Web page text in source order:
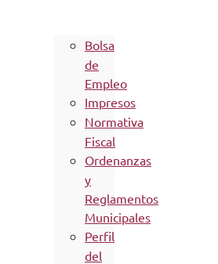
Bolsa
de
Empleo
Impresos
Normativa
Fiscal
Ordenanzas
y
Reglamentos
Municipales
Perfil
del